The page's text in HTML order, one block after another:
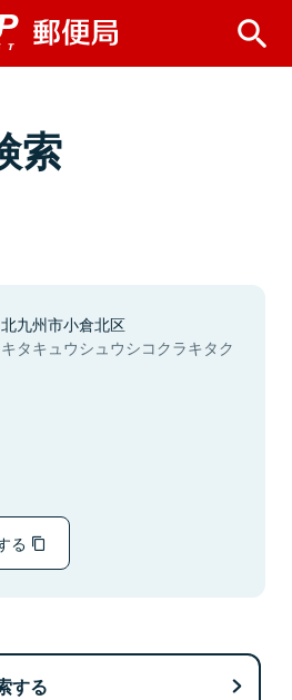
索
北九州市小倉北区
キタキュウシュウシコクラキタク
る
する